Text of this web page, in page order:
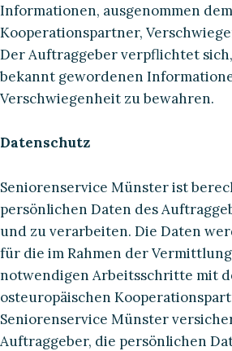
Informationen, ausgenommen
Kooperationspartner,
Der Auftraggeber verpflichtet
bekannt gewordenen
Verschwiegenheit zu bewahren.
Datenschutz
Seniorenservice Münster ist
persönlichen Daten des
und zu verarbeiten. Die Daten
für die im Rahmen der
notwendigen Arbeitsschritte mit
osteuropäischen
Seniorenservice Münster
Auftraggeber, die persönlichen